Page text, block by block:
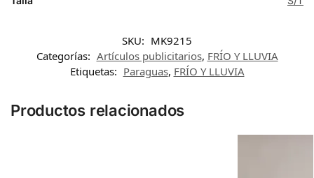
SKU: MK9215
Categorías: Artículos publicitarios, FRÍO Y LLUVIA
Etiquetas: Paraguas, FRÍO Y LLUVIA
Productos relacionados